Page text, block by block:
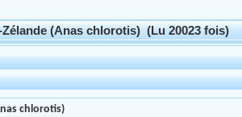
(Anas chlorotis) (Lu 20023 fois)
chlorotis)